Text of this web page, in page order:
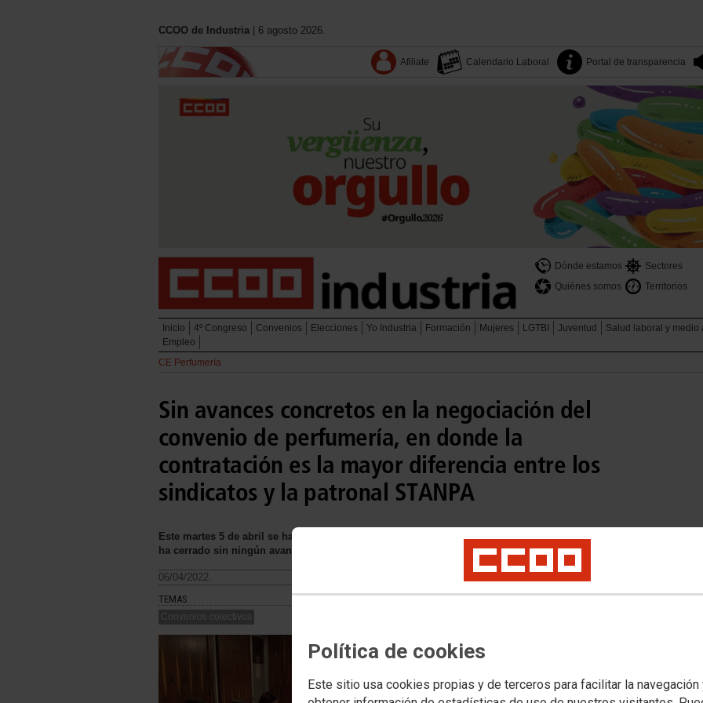
Política de cookies
Este sitio usa cookies propias y de terceros para facilitar la navegación
CCOO de Industria | 6 agosto 2026.
Afiliate Calendario Laboral Portal de transparencia
Dónde estamos Sectores
Quiénes somos
Territorios
Inicio 4º Congreso Convenios Elecciones Yo Industria Formación Mujeres LGTBI Juventud Salud laboral y medio
Empleo
CE Perfumería
Sin avances concretos en la negociación del
convenio de perfumería, en donde la
contratación es la mayor diferencia entre los
sindicatos y la patronal STANPA
Este martes 5 de abril se ha reunido la Comisión negociadora del convenio de perfumería que se
ha cerrado sin ningún avance en la reunión.
06/04/2022.
TEMAS
Convenios colectivos